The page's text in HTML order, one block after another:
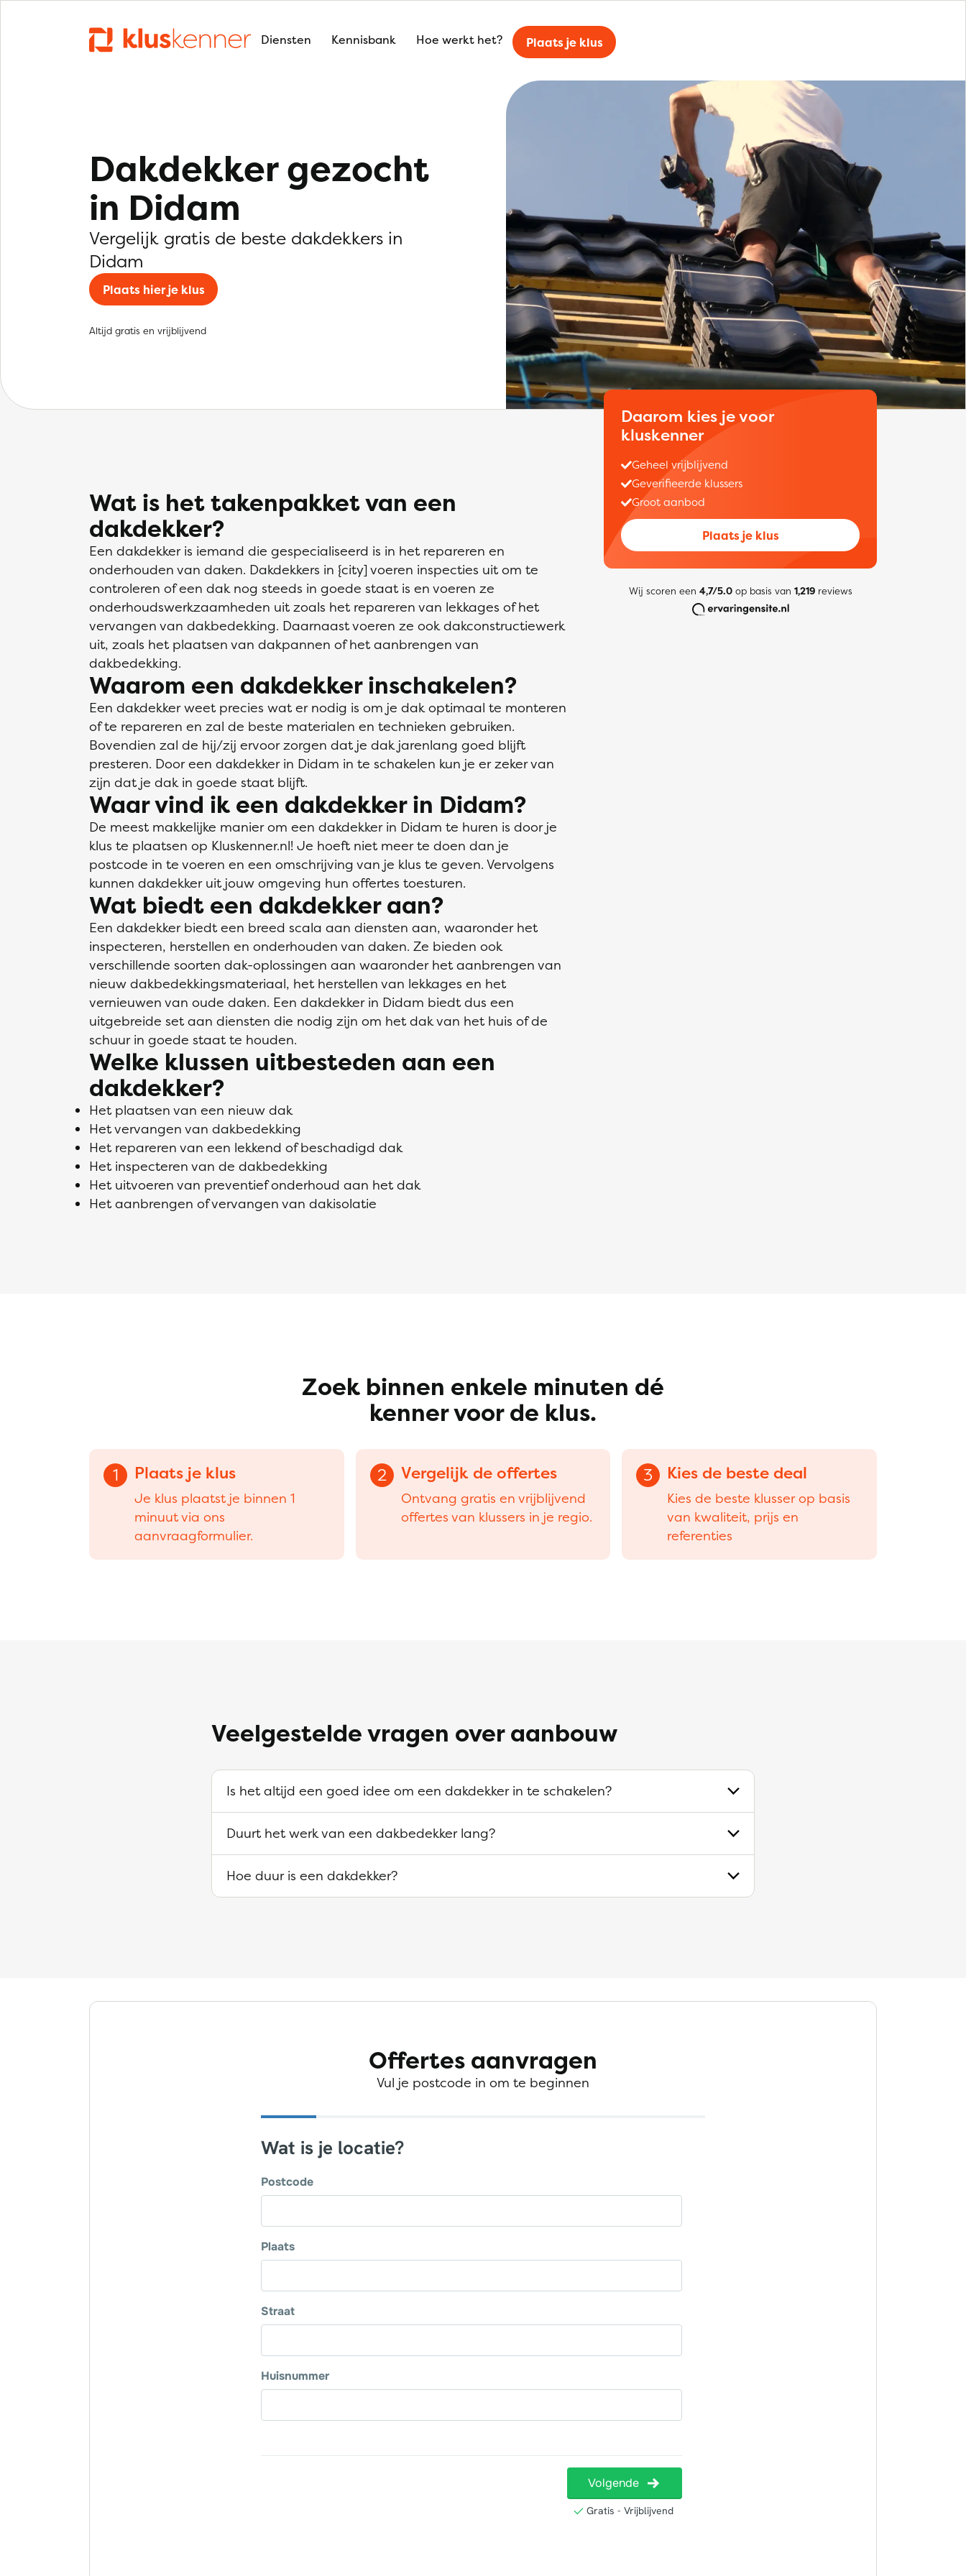
Diensten Kennisbank Hoe werkt het? Plaats je klus
Dakdekker gezocht
in Didam
Vergelijk gratis de beste dakdekkers in
Didam
Plaats hier je klus
Altijd gratis en vrijblijvend
Wat is het takenpakket van een
dakdekker?
Een dakdekker is iemand die gespecialiseerd is in het repareren en
onderhouden van daken. Dakdekkers in {city] voeren inspecties uit om te
controleren of een dak nog steeds in goede staat is en voeren ze
onderhoudswerkzaamheden uit zoals het repareren van lekkages of het
vervangen van dakbedekking. Daarnaast voeren ze ook dakconstructiewerk
uit, zoals het plaatsen van dakpannen of het aanbrengen van
dakbedekking.
Waarom een dakdekker inschakelen?
Een dakdekker weet precies wat er nodig is om je dak optimaal te monteren
of te repareren en zal de beste materialen en technieken gebruiken.
Bovendien zal de hij/zij ervoor zorgen dat je dak jarenlang goed blijft
presteren. Door een dakdekker in Didam in te schakelen kun je er zeker van
zijn dat je dak in goede staat blijft.
Waar vind ik een dakdekker in Didam?
De meest makkelijke manier om een dakdekker in Didam te huren is door je
klus te plaatsen op Kluskenner.nl! Je hoeft niet meer te doen dan je
postcode in te voeren en een omschrijving van je klus te geven. Vervolgens
kunnen dakdekker uit jouw omgeving hun offertes toesturen.
Wat biedt een dakdekker aan?
Een dakdekker biedt een breed scala aan diensten aan, waaronder het
inspecteren, herstellen en onderhouden van daken. Ze bieden ook
verschillende soorten dak-oplossingen aan waaronder het aanbrengen van
nieuw dakbedekkingsmateriaal, het herstellen van lekkages en het
vernieuwen van oude daken. Een dakdekker in Didam biedt dus een
uitgebreide set aan diensten die nodig zijn om het dak van het huis of de
schuur in goede staat te houden.
Welke klussen uitbesteden aan een
dakdekker?
Het plaatsen van een nieuw dak
Het vervangen van dakbedekking
Het repareren van een lekkend of beschadigd dak
Het inspecteren van de dakbedekking
Het uitvoeren van preventief onderhoud aan het dak
Het aanbrengen of vervangen van dakisolatie
Daarom kies je voor
kluskenner
Geheel vrijblijvend
Geverifieerde klussers
Groot aanbod
Plaats je klus
Wij scoren een 4,7/5.0op basis van 1,219reviews
Zoek binnen enkele minuten dé
kenner voor de klus.
1 Plaats je klus
Je klus plaatst je binnen 1
minuut via ons
aanvraagformulier.
2 Vergelijk de offertes
Ontvang gratis en vrijblijvend
offertes van klussers in je regio.
3 Kies de beste deal
Kies de beste klusser op basis
van kwaliteit, prijs en
referenties
Veelgestelde vragen over aanbouw
Is het altijd een goed idee om een dakdekker in te schakelen?
Duurt het werk van een dakbedekker lang?
Hoe duur is een dakdekker?
Offertes aanvragen
Vul je postcode in om te beginnen